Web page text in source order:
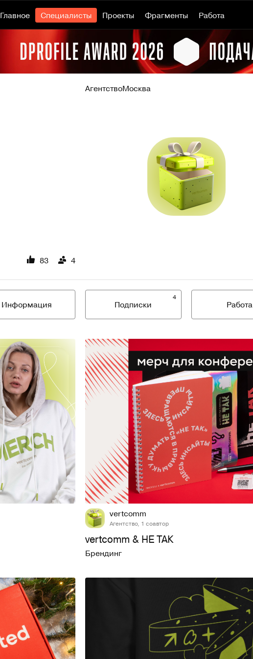
Главное Специалисты Проекты Фрагменты Работа
АгентствоМосква
83 4
Информация
4
Подписки Работа
77 7
vertcomm
Агентство, 1 соавтор
vertcomm & НЕ ТАК
Брендинг